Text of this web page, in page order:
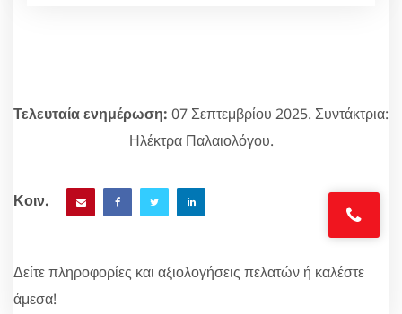
Τελευταία ενημέρωση: 07 Σεπτεμβρίου 2025. Συντάκτρια:
Ηλέκτρα Παλαιολόγου.
Κοιν.
Δείτε πληροφορίες και αξιολογήσεις πελατών ή καλέστε
άμεσα!